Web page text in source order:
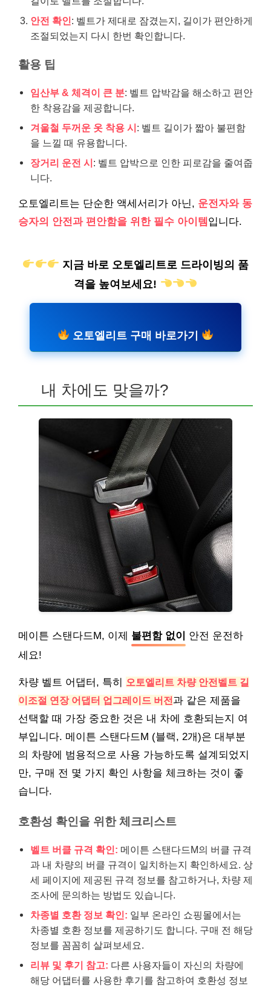
안전 확인: 벨트가 제대로 잠겼는지, 길이가 편안하게
조절되었는지 다시 한번 확인합니다.
활용 팁
임산부 & 체격이 큰 분: 벨트 압박감을 해소하고 편안
한 착용감을 제공합니다.
겨울철 두꺼운 옷 착용 시: 벨트 길이가 짧아 불편함
을 느낄 때 유용합니다.
장거리 운전 시: 벨트 압박으로 인한 피로감을 줄여줍
니다.
오토엘리트는 단순한 액세서리가 아닌, 운전자와 동
승자의 안전과 편안함을 위한 필수 아이템 입니다.
지금 바로 오토엘리트로 드라이빙의 품
격을 높여보세요!
오토엘리트 구매 바로가기
내 차에도 맞을까?
메이튼 스탠다드M, 이제 불편함 없이
안전 운전하
세요!
차량 벨트 어댑터, 특히 오토엘리트 차량 안전벨트 길
이조절 연장 어댑터 업그레이드 버전과 같은 제품을
선택할 때 가장 중요한 것은 내 차에 호환되는지 여
부입니다. 메이튼 스탠다드M (블랙, 2개)은 대부분
의 차량에 범용적으로 사용 가능하도록 설계되었지
만, 구매 전 몇 가지 확인 사항을 체크하는 것이 좋
습니다.
호환성 확인을 위한 체크리스트
벨트 버클 규격 확인: 메이튼 스탠다드M의 버클 규격
과 내 차량의 버클 규격이 일치하는지 확인하세요. 상
세 페이지에 제공된 규격 정보를 참고하거나, 차량 제
조사에 문의하는 방법도 있습니다.
차종별 호환 정보 확인: 일부 온라인 쇼핑몰에서는
차종별 호환 정보를 제공하기도 합니다. 구매 전 해당
정보를 꼼꼼히 살펴보세요.
리뷰 및 후기 참고: 다른 사용자들이 자신의 차량에
해당 어댑터를 사용한 후기를 참고하여 호환성 정보